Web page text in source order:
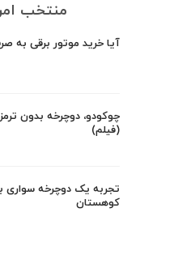
منتخب
آیا خرید موتور برقی به
چوکودو، دوچرخه بدون
(فیلم)
تجربه یک دوچرخه سواری
کوهستان